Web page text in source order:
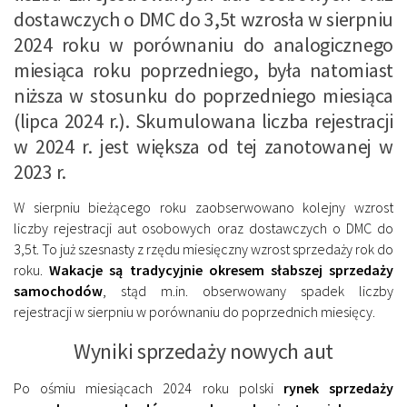
dostawczych o DMC do 3,5t wzrosła w sierpniu
2024 roku w porównaniu do analogicznego
miesiąca roku poprzedniego, była natomiast
niższa w stosunku do poprzedniego miesiąca
(lipca 2024 r.). Skumulowana liczba rejestracji
w 2024 r. jest większa od tej zanotowanej w
2023 r.
W sierpniu bieżącego roku zaobserwowano kolejny wzrost
liczby rejestracji aut osobowych oraz dostawczych o DMC do
3,5t. To już szesnasty z rzędu miesięczny wzrost sprzedaży rok do
roku.Wakacje są tradycyjnie okresem słabszej sprzedaży
samochodów , stąd m.in. obserwowany spadek liczby
rejestracji w sierpniu w porównaniu do poprzednich miesięcy.
Wyniki sprzedaży nowych aut
Po ośmiu miesiącach 2024 roku polski rynek sprzedaży